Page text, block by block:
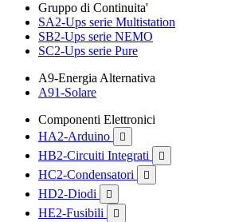
Gruppo di Continuita'
SA2-Ups serie Multistation
SB2-Ups serie NEMO
SC2-Ups serie Pure
A9-Energia Alternativa
A91-Solare
Componenti Elettronici
HA2-Arduino

HB2-Circuiti Integrati 
HC2-Condensatori 
HD2-Diodi 
HE2-Fusibili 